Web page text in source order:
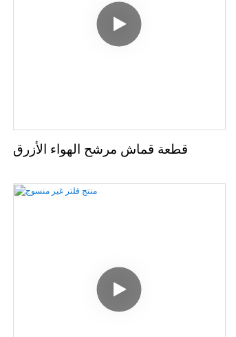
قطعة قماش مرشح الهواء الأزرق